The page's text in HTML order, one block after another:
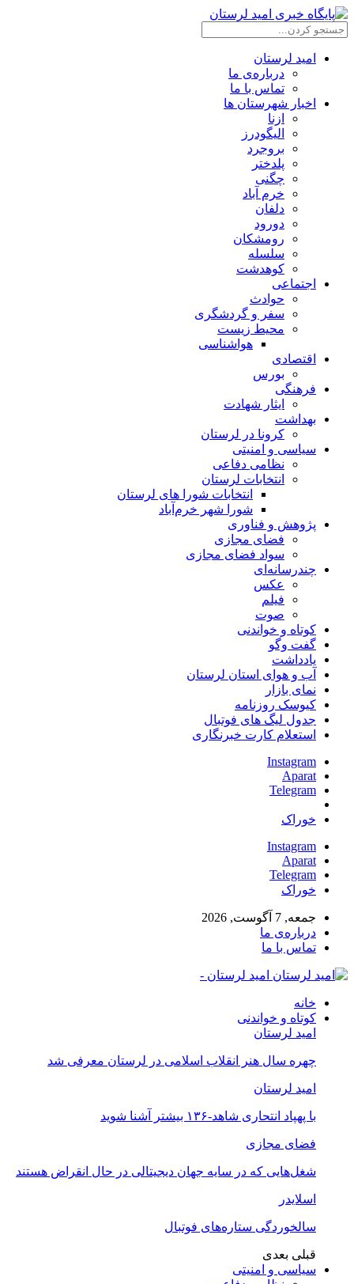
امید لرستان
درباره‌ی ما
تماس با ما
اخبار شهرستان ها
ازنا
الیگودرز
بروجرد
پلدختر
چگنی
خرم آباد
دلفان
دورود
رومشکان
سلسله
کوهدشت
اجتماعی
حوادث
سفر و گردشگری
محیط زیست
هواشناسی
اقتصادی
بورس
فرهنگی
ایثار شهادت
بهداشت
کرونا در لرستان
سیاسی و امنیتی
نظامی دفاعی
انتخابات لرستان
انتخابات شورا های لرستان
شورا شهر خرم‌آباد
پژوهش و فناوری
فضای مجازی
سواد فضای مجازی
چندرسانه‌ای
عكس
فیلم
صوت
کوتاه و خواندنی
گفت وگو
یادداشت
آب و هوای استان لرستان
نمای بازار
کیوسک روزنامه
جدول لیگ های فوتبال
استعلام کارت خبرنگاری
Instagram
Aparat
Telegram
خوراک
Instagram
Aparat
Telegram
خوراک
جمعه, 7 آگوست, 2026
درباره‌ی ما
تماس با ما
امید لرستان -
خانه
کوتاه و خواندنی
امید لرستان
چهره سال هنر انقلاب اسلامی در لرستان معرفی شد
امید لرستان
با پهپاد انتحاری شاهد-۱۳۶ بیشتر آشنا شوید
فضای مجازی
شغل‌‌هایی که در سایه جهان دیجیتالی در حال انقراض هستند
اسلایدر
سالخوردگی ستاره‌های فوتبال
قبلی بعدی
سیاسی و امنیتی